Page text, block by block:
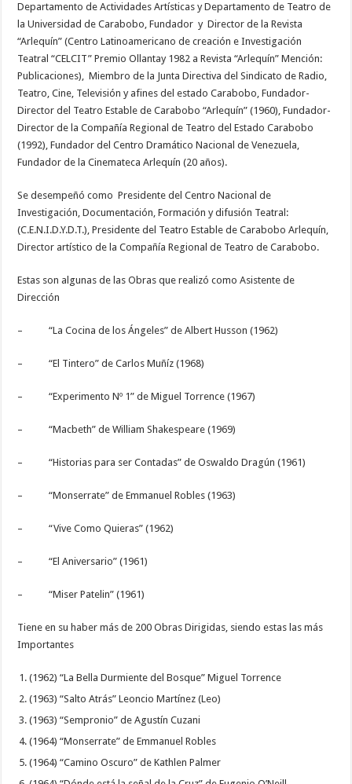
Departamento de Actividades Artísticas y Departamento de Teatro de
la Universidad de Carabobo, Fundador y Director de la Revista
“Arlequín” (Centro Latinoamericano de creación e Investigación
Teatral “CELCIT” Premio Ollantay 1982 a Revista “Arlequín” Mención:
Publicaciones), Miembro de la Junta Directiva del Sindicato de Radio,
Teatro, Cine, Televisión y afines del estado Carabobo, Fundador-
Director del Teatro Estable de Carabobo “Arlequín” (1960), Fundador-
Director de la Compañía Regional de Teatro del Estado Carabobo
(1992), Fundador del Centro Dramático Nacional de Venezuela,
Fundador de la Cinemateca Arlequín (20 años).
Se desempeñó como Presidente del Centro Nacional de
Investigación, Documentación, Formación y difusión Teatral:
(C.E.N.I.D.Y.D.T.), Presidente del Teatro Estable de Carabobo Arlequín,
Director artístico de la Compañía Regional de Teatro de Carabobo.
Estas son algunas de las Obras que realizó como Asistente de
Dirección
– “La Cocina de los Ángeles” de Albert Husson (1962)
– “El Tintero” de Carlos Muñíz (1968)
– “Experimento Nº 1” de Miguel Torrence (1967)
– “Macbeth” de William Shakespeare (1969)
– “Historias para ser Contadas” de Oswaldo Dragún (1961)
– “Monserrate” de Emmanuel Robles (1963)
– “Vive Como Quieras” (1962)
– “El Aniversario” (1961)
– “Miser Patelin” (1961)
Tiene en su haber más de 200 Obras Dirigidas, siendo estas las más
Importantes
(1962) “La Bella Durmiente del Bosque” Miguel Torrence
(1963) “Salto Atrás” Leoncio Martínez (Leo)
(1963) “Sempronio” de Agustín Cuzani
(1964) “Monserrate” de Emmanuel Robles
(1964) “Camino Oscuro” de Kathlen Palmer